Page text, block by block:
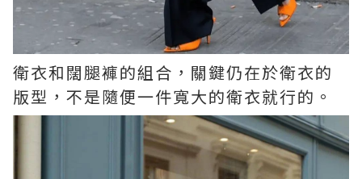
衛衣和闊腿褲的組合，關鍵仍在於衛衣的
版型，不是隨便一件寬大的衛衣就行的。